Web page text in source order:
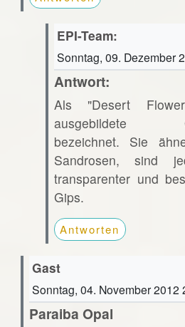
EPI-Team:
Sonntag, 09. Dezember
Antwort:
Als "Desert
ausgebildete
bezeichnet. Sie
Sandrosen, sind
transparenter und
Gips.
Antworten
Gast
Sonntag, 04. November 2012
Paraiba Opal